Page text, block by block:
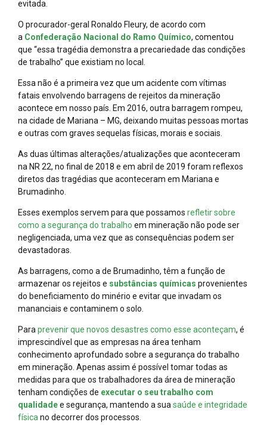
evitada.
O procurador-geral Ronaldo Fleury, de acordo com
a Confederação Nacional do Ramo Químico, comentou
que “essa tragédia demonstra a precariedade das condições
de trabalho” que existiam no local.
Essa não é a primeira vez que um acidente com vítimas
fatais envolvendo barragens de rejeitos da mineração
acontece em nosso país. Em 2016, outra barragem rompeu,
na cidade de Mariana – MG, deixando muitas pessoas mortas
e outras com graves sequelas físicas, morais e sociais.
As duas últimas alterações/atualizações que aconteceram
na NR 22, no final de 2018 e em abril de 2019 foram reflexos
diretos das tragédias que aconteceram em Mariana e
Brumadinho.
Esses exemplos servem para que possamos refletir sobre
como a segurança do trabalho em mineração não pode ser
negligenciada, uma vez que as consequências podem ser
devastadoras.
As barragens, como a de Brumadinho, têm a função de
armazenar os rejeitos e substâncias químicas provenientes
do beneficiamento do minério e evitar que invadam os
mananciais e contaminem o solo.
Para prevenir que novos desastres como esse aconteçam, é
imprescindível que as empresas na área tenham
conhecimento aprofundado sobre a segurança do trabalho
em mineração. Apenas assim é possível tomar todas as
medidas para que os trabalhadores da área de mineração
tenham condições de executar o seu trabalho com
qualidadee segurança, mantendo a sua saúde e integridade
física no decorrer dos processos.